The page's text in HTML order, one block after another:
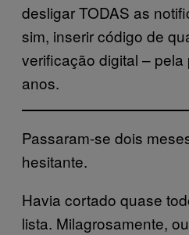
desligar TODAS as
sim, inserir código de
verificação digital – pela
anos.
Passaram-se dois
hesitante.
Havia cortado quase
lista. Milagrosamente,